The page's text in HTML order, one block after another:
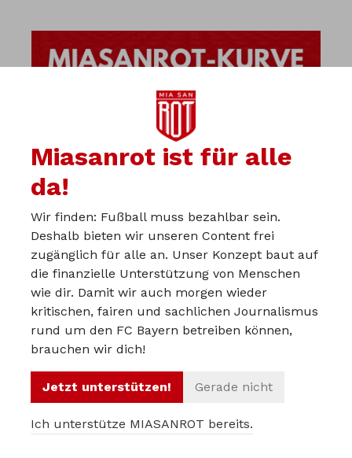
© 2012 – 2026 Miasanrot
Werbepartner werden
Datenschutz
Miasanrot ist für alle
da!
Wir finden: Fußball muss bezahlbar sein.
Deshalb bieten wir unseren Content frei
zugänglich für alle an. Unser Konzept baut auf
die finanzielle Unterstützung von Menschen
wie dir. Damit wir auch morgen wieder
kritischen, fairen und sachlichen Journalismus
rund um den FC Bayern betreiben können,
brauchen wir dich!
Jetzt unterstützen! Gerade nicht
Ich unterstütze MIASANROT bereits.